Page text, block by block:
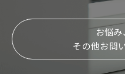
お悩み
その他お問